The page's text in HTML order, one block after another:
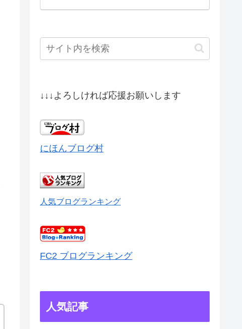
↓↓↓よろしければ応援お願いします
にほんブログ村
人気ブログランキング
FC2 ブログランキング
人気記事